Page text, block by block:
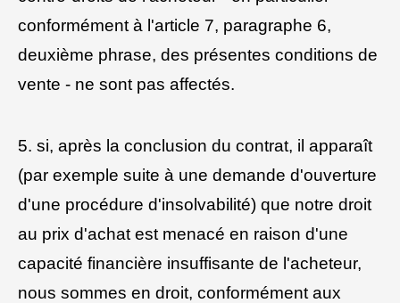
conformément à l'article 7, paragraphe 6,
deuxième phrase, des présentes conditions de
vente - ne sont pas affectés.
5. si, après la conclusion du contrat, il apparaît
(par exemple suite à une demande d'ouverture
d'une procédure d'insolvabilité) que notre droit
au prix d'achat est menacé en raison d'une
capacité financière insuffisante de l'acheteur,
nous sommes en droit, conformément aux